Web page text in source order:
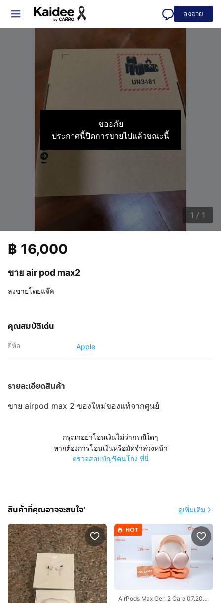
ลงขาย
ขออภัย
ประกาศนี้ปิดการขายไปแล้วขณะนี้
1 / 1
ขาย air pod max2
฿ 16,000
ลงขายโดยแจ๊ค
คุณสมบัติเด่น
ยี่ห้อ Apple
รายละเอียดสินค้า
ขาย airpod max 2 ของใหม่ของแท้จากศูนย์
กรุณาอย่าโอนเงินไม่ว่ากรณีใดๆ
หากต้องการโอนเงินหรือมัดจำล่วงหน้า
ตรวจสอบบัญชีคนโกง ที่นี่
สินค้าที่คุณอาจจะสนใจ' ดูเพิ่มเติม
HOT
AirPods Max Gen 2 Care 07.2027